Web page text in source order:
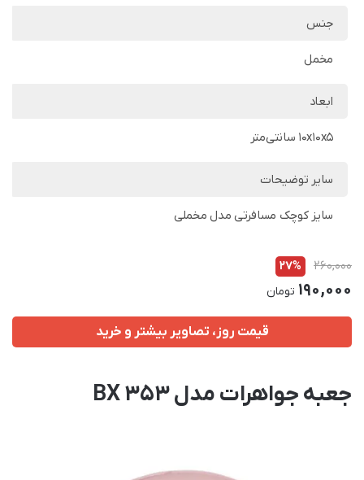
جنس
مخمل
ابعاد
10x10x5 سانتی‌متر
سایر توضیحات
سایز کوچک مسافرتی مدل مخملی
260,000
27%
190,000 تومان
قیمت روز، تصاویر بیشتر و خرید
جعبه جواهرات مدل BX 353